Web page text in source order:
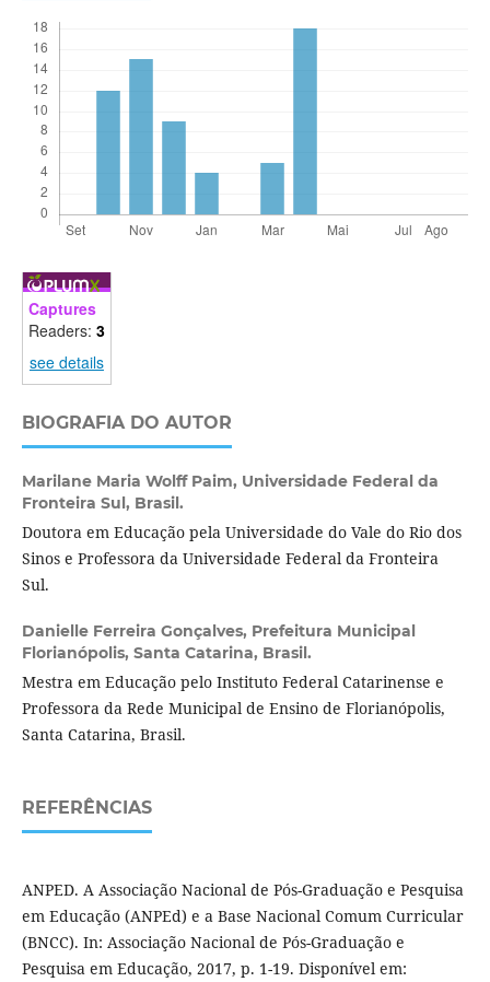
Captures
Readers: 3
see details
BIOGRAFIA DO AUTOR
Marilane Maria Wolff Paim, Universidade Federal da
Fronteira Sul, Brasil.
Doutora em Educação pela Universidade do Vale do Rio dos
Sinos e Professora da Universidade Federal da Fronteira
Sul.
Danielle Ferreira Gonçalves, Prefeitura Municipal
Florianópolis, Santa Catarina, Brasil.
Mestra em Educação pelo Instituto Federal Catarinense e
Professora da Rede Municipal de Ensino de Florianópolis,
Santa Catarina, Brasil.
REFERÊNCIAS
ANPED. A Associação Nacional de Pós-Graduação e Pesquisa
em Educação (ANPEd) e a Base Nacional Comum Curricular
(BNCC). In: Associação Nacional de Pós-Graduação e
Pesquisa em Educação, 2017, p. 1-19. Disponível em: